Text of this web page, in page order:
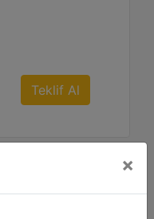
Teklif Al
×